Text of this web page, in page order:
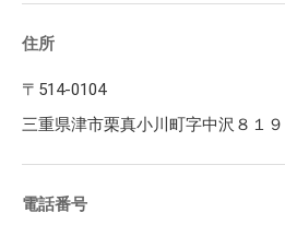
住所
〒514-0104
三重県津市栗真小川町字中沢８１９
電話番号